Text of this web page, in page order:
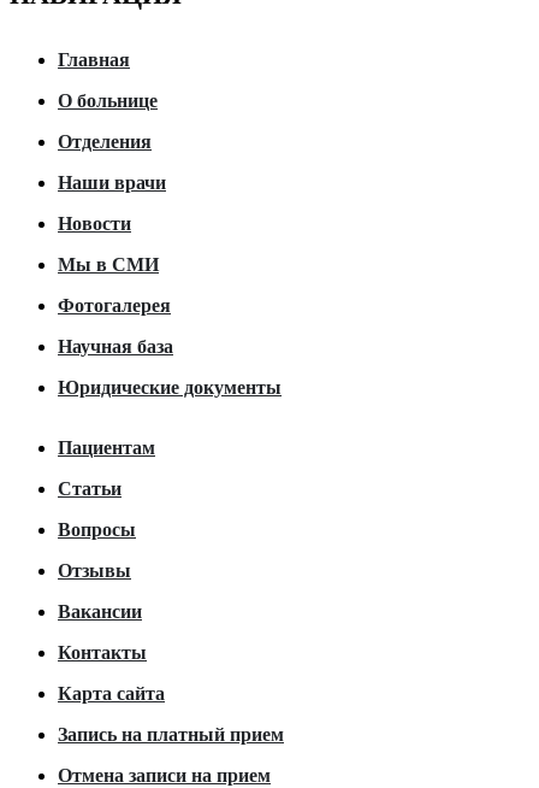
Главная
О больнице
Отделения
Наши врачи
Новости
Мы в СМИ
Фотогалерея
Научная база
Юридические документы
Пациентам
Статьи
Вопросы
Отзывы
Вакансии
Контакты
Карта сайта
Запись на платный прием
Отмена записи на прием